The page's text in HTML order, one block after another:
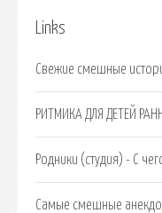
Links
Свежие смешные
РИТМИКА ДЛЯ ДЕТЕЙ
Родники (студия) - С
Самые смешные